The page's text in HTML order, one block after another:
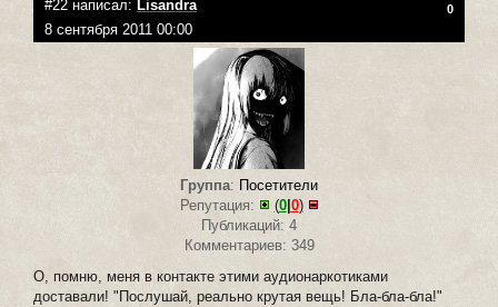
#22 написал: Lisandra 0
8 сентября 2011 00:00
Группа: Посетители
Репутация:
(0| 0)
Публикаций: 4
Комментариев: 349
О, помню, меня в контакте этими аудионаркотиками
доставали! "Послушай, реально крутая вещь! Бла-бла-бла!"